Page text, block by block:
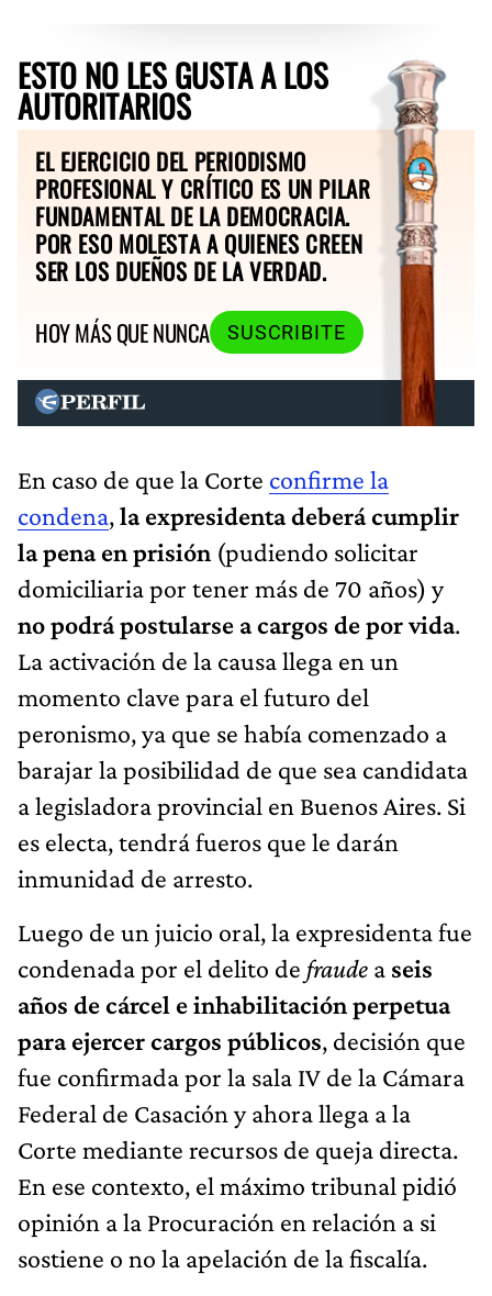
ESTO NO LES GUSTA A LOS
AUTORITARIOS
EL EJERCICIO DEL PERIODISMO
PROFESIONAL Y CRÍTICO ES UN PILAR
FUNDAMENTAL DE LA DEMOCRACIA.
POR ESO MOLESTA A QUIENES CREEN
SER LOS DUEÑOS DE LA VERDAD.
HOY MÁS QUE NUNCA
SUSCRIBITE
En caso de que la Corte confirme la
condena,la expresidenta deberá cumplir
la pena en prisión (pudiendo solicitar
domiciliaria por tener más de 70 años) y
no podrá postularse a cargos de por vida.
La activación de la causa llega en un
momento clave para el futuro del
peronismo, ya que se había comenzado a
barajar la posibilidad de que sea candidata
a legisladora provincial en Buenos Aires. Si
es electa, tendrá fueros que le darán
inmunidad de arresto.
Luego de un juicio oral, la expresidenta fue
condenada por el delito de fraude a seis
años de cárcel e inhabilitación perpetua
para ejercer cargos públicos, decisión que
fue confirmada por la sala IV de la Cámara
Federal de Casación y ahora llega a la
Corte mediante recursos de queja directa.
En ese contexto, el máximo tribunal pidió
opinión a la Procuración en relación a si
sostiene o no la apelación de la fiscalía.